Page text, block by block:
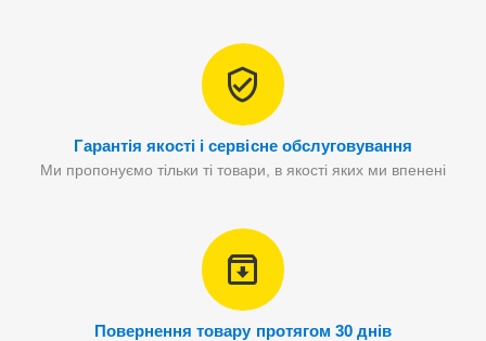
Гарантія якості і сервісне обслуговування
Ми пропонуємо тільки ті товари, в якості яких ми впенені
Повернення товару протягом 30 днів